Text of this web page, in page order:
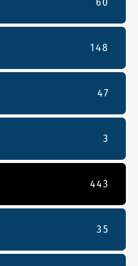
148
47
3
443
35